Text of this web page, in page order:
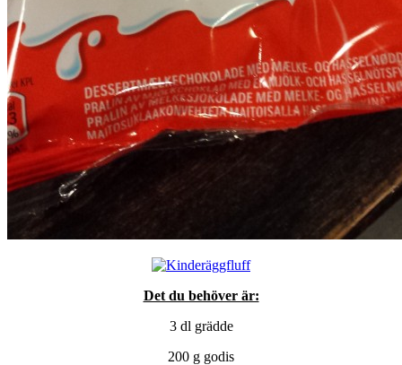
Det du behöver är:
3 dl grädde
200 g godis